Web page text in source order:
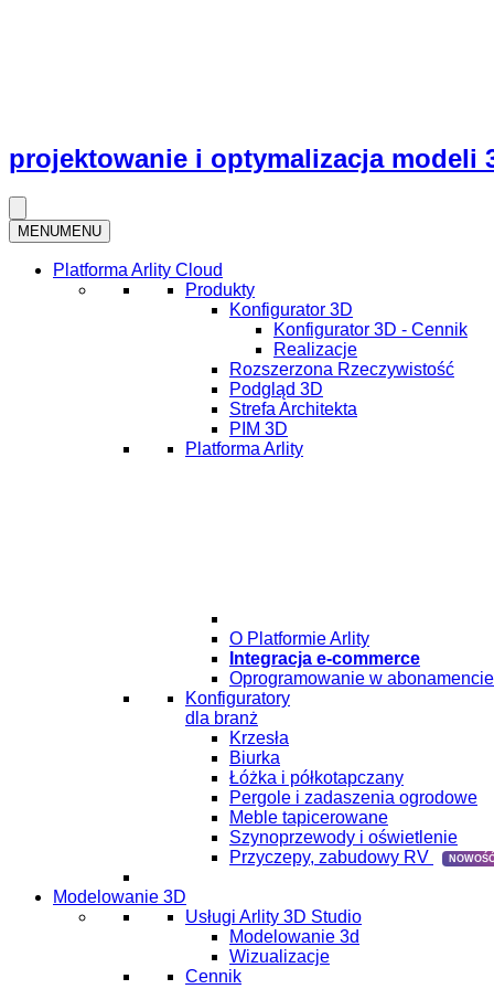
projektowanie i optymalizacja modeli
MENUMENU
Platforma Arlity Cloud
Produkty
Konfigurator 3D
Konfigurator 3D - Cennik
Realizacje
Rozszerzona Rzeczywistość
Podgląd 3D
Strefa Architekta
PIM 3D
Platforma Arlity
O Platformie Arlity
Integracja e-commerce
Oprogramowanie w abonamencie
Konfiguratory
dla branż
Krzesła
Biurka
Łóżka i półkotapczany
Pergole i zadaszenia ogrodowe
Meble tapicerowane
Szynoprzewody i oświetlenie
Przyczepy, zabudowy RV
Modelowanie 3D
Usługi Arlity 3D Studio
Modelowanie 3d
Wizualizacje
Cennik